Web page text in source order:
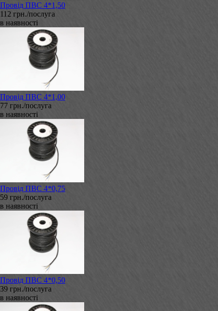
Провід ПВС 4*1,50
112 грн./послуга
в наявності
Провід ПВС 4*1,00
77 грн./послуга
в наявності
Провід ПВС 4*0,75
59 грн./послуга
в наявності
Провід ПВС 4*0,50
39 грн./послуга
в наявності